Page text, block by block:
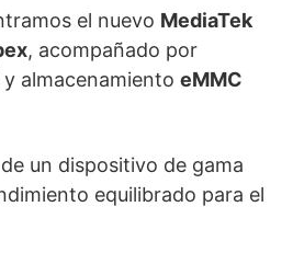
el nuevo MediaTek
, acompañado por
y almacenamiento eMMC
un dispositivo de gama
equilibrado para el